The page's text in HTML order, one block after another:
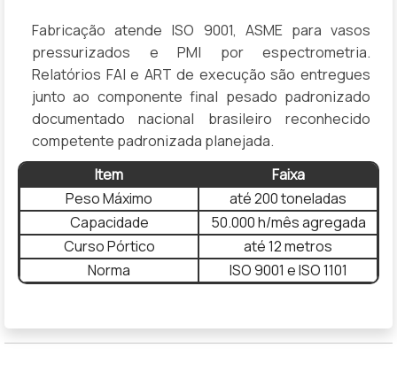
Fabricação atende ISO 9001, ASME para vasos
pressurizados e PMI por espectrometria.
Relatórios FAI e ART de execução são entregues
junto ao componente final pesado padronizado
documentado nacional brasileiro reconhecido
competente padronizada planejada.
Item
Faixa
Peso Máximo
até 200 toneladas
Capacidade
50.000 h/mês agregada
Curso Pórtico
até 12 metros
Norma
ISO 9001 e ISO 1101